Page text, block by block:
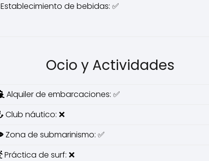
Establecimiento de bebidas: ✅
Ocio y Actividades
Alquiler de embarcaciones: ✅
Club náutico: ❌
Zona de submarinismo: ✅
Práctica de surf: ❌